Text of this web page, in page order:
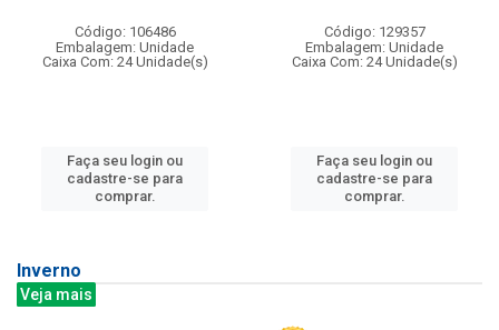
Código: 106486
Embalagem: Unidade
Caixa Com: 24 Unidade(s)
Faça seu login ou
cadastre-se para
comprar.
Código: 129357
Embalagem: Unidade
Caixa Com: 24 Unidade(s)
Faça seu login ou
cadastre-se para
comprar.
Inverno
Veja mais